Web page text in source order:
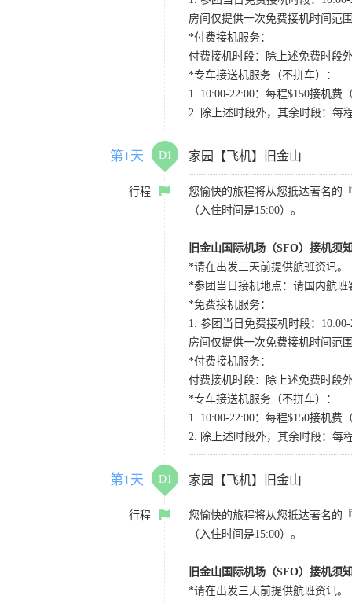
房间仅提供一次免费接机时间范
*付费接机服务：
付费接机时段：除上述免费时段
*专车接送机服务（不拼车）：
1. 10:00-22:00：每程$150接机
2. 除上述时段外，其余时段：每
第1天 D1 家园【飞机】旧金山
行程
您愉快的旅程将从您抵达著名的
（入住时间是15:00）。
旧金山国际机场（SFO）接机须
*请在出发三天前提供航班资讯。
*参团当日接机地点：请国内航班
*免费接机服务：
1. 参团当日免费接机时段：
房间仅提供一次免费接机时间范
*付费接机服务：
付费接机时段：除上述免费时段
*专车接送机服务（不拼车）：
1. 10:00-22:00：每程$150接机
2. 除上述时段外，其余时段：每
第1天 D1 家园【飞机】旧金山
行程
您愉快的旅程将从您抵达著名的
（入住时间是15:00）。
旧金山国际机场（SFO）接机须
*请在出发三天前提供航班资讯。